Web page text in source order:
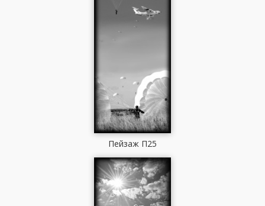
Пейзаж П25